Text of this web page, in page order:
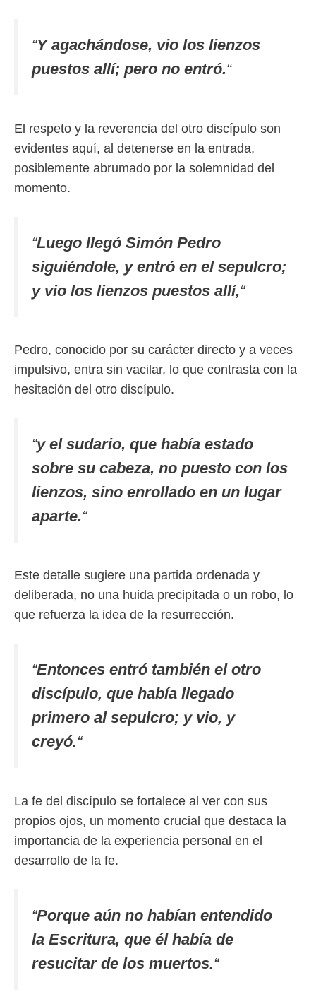
“Y agachándose, vio los lienzos
puestos allí; pero no entró.“
El respeto y la reverencia del otro discípulo son
evidentes aquí, al detenerse en la entrada,
posiblemente abrumado por la solemnidad del
momento.
“Luego llegó Simón Pedro
siguiéndole, y entró en el sepulcro;
y vio los lienzos puestos allí,“
Pedro, conocido por su carácter directo y a veces
impulsivo, entra sin vacilar, lo que contrasta con la
hesitación del otro discípulo.
“y el sudario, que había estado
sobre su cabeza, no puesto con los
lienzos, sino enrollado en un lugar
aparte.“
Este detalle sugiere una partida ordenada y
deliberada, no una huida precipitada o un robo, lo
que refuerza la idea de la resurrección.
“Entonces entró también el otro
discípulo, que había llegado
primero al sepulcro; y vio, y
creyó.“
La fe del discípulo se fortalece al ver con sus
propios ojos, un momento crucial que destaca la
importancia de la experiencia personal en el
desarrollo de la fe.
“Porque aún no habían entendido
la Escritura, que él había de
resucitar de los muertos.“